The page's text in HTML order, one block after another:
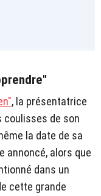
, la présentatrice
coulisses de son
la date de sa
annoncé, alors que
dans un
cette grande